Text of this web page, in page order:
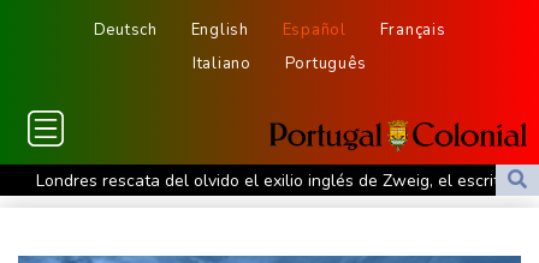
Deutsch English Español
Français
Italiano
Português
Londres rescata del olvido el exilio inglés de Zweig, el escritor
huido de los nazis